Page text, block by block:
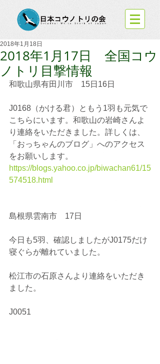
2018年1月17日 全国コウ
ノトリ目撃情報
2018年1月18日
和歌山県有田川市　15日16日
J0168（かける君）ともう1羽も元気で
こちらにいます。和歌山の岩崎さんよ
り連絡をいただきました。詳しくは、
「おっちゃんのブログ」へのアクセス
をお願いします。
https://blogs.yahoo.co.jp/biwachan61/15
574518.html
島根県雲南市　17日
今日も5羽、確認しましたがJ0175だけ
寝ぐらが離れていました。
松江市の石原さんより連絡をいただき
ました。
J0051